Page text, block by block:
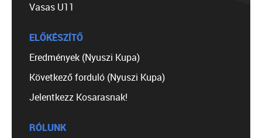
Vasas U11
ELŐKÉSZÍTŐ
Eredmények (Nyuszi Kupa)
Következő forduló (Nyuszi Kupa)
Jelentkezz Kosarasnak!
RÓLUNK